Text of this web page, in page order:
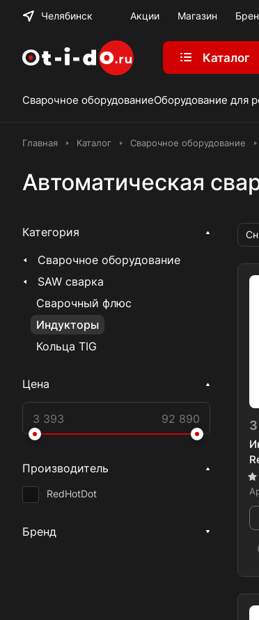
Челябинск Акции Магазин
Каталог
Сварочное оборудованиеОборудование для
Главная Каталог Сварочное оборудование
Автоматическая
Категория
Сварочное оборудование
SAW сварка
Сварочный флюс
Индукторы
Кольца TIG
Цена
Производитель
RedHotDot
Бренд